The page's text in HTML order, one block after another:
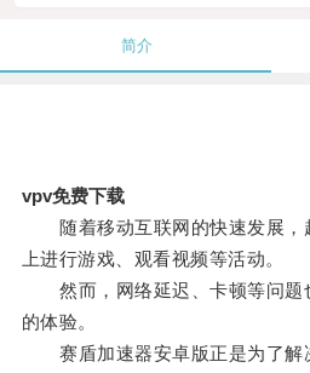
简介
vpv免费下载
随着移动互联网的快速发展，
上进行游戏、观看视频等活动。
然而，网络延迟、卡顿等问题
的体验。
赛盾加速器安卓版正是为了解